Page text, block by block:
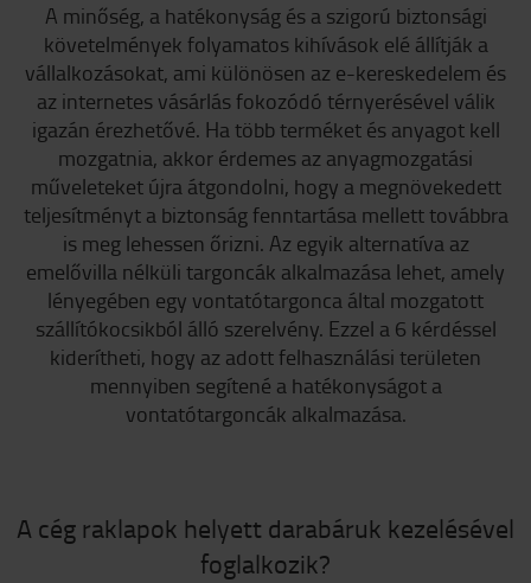
A minőség, a hatékonyság és a szigorú biztonsági
követelmények folyamatos kihívások elé állítják a
vállalkozásokat, ami különösen az e-kereskedelem és
az internetes vásárlás fokozódó térnyerésével válik
igazán érezhetővé. Ha több terméket és anyagot kell
mozgatnia, akkor érdemes az anyagmozgatási
műveleteket újra átgondolni, hogy a megnövekedett
teljesítményt a biztonság fenntartása mellett továbbra
is meg lehessen őrizni. Az egyik alternatíva az
emelővilla nélküli targoncák alkalmazása lehet, amely
lényegében egy vontatótargonca által mozgatott
szállítókocsikból álló szerelvény. Ezzel a 6 kérdéssel
kiderítheti, hogy az adott felhasználási területen
mennyiben segítené a hatékonyságot a
vontatótargoncák alkalmazása.
A cég raklapok helyett darabáruk kezelésével
foglalkozik?